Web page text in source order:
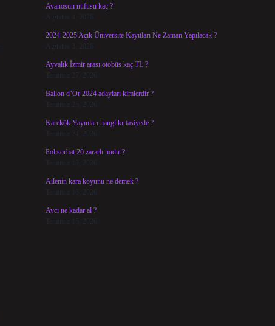
Avanosun nüfusu kaç ?
Ağustos 4, 2026
2024-2025 Açık Üniversite Kayıtları Ne Zaman Yapılacak ?
Ağustos 3, 2026
Ayvalık İzmir arası otobüs kaç TL ?
Temmuz 27, 2026
Ballon d’Or 2024 adayları kimlerdir ?
Temmuz 25, 2026
Karekök Yayınları hangi kırtasiyede ?
Temmuz 24, 2026
Polisorbat 20 zararlı mıdır ?
Temmuz 18, 2026
Ailenin kara koyunu ne demek ?
Temmuz 16, 2026
Avcı ne kadar al ?
Temmuz 15, 2026